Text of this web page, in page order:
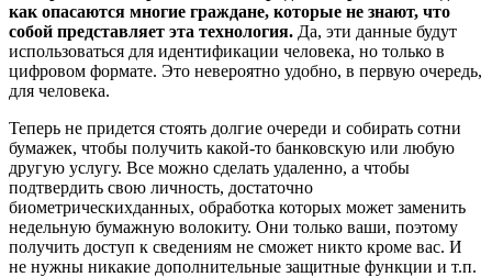
как опасаются многие граждане, которые не знают, что
собой представляет эта технология. Да, эти данные будут
использоваться для идентификации человека, но только в
цифровом формате. Это невероятно удобно, в первую очередь,
для человека.
Теперь не придется стоять долгие очереди и собирать сотни
бумажек, чтобы получить какой-то банковскую или любую
другую услугу. Все можно сделать удаленно, а чтобы
подтвердить свою личность, достаточно
биометрическихданных, обработка которых может заменить
недельную бумажную волокиту. Они только ваши, поэтому
получить доступ к сведениям не сможет никто кроме вас. И
не нужны никакие дополнительные защитные функции и т.п.